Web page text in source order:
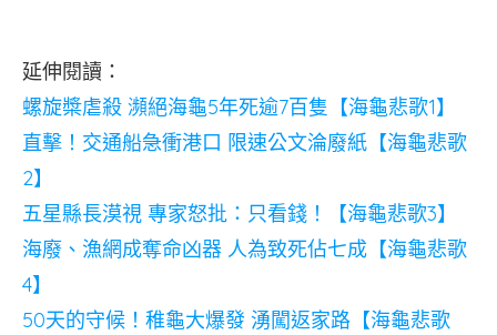
延伸閱讀：
螺旋槳虐殺 瀕絕海龜5年死逾7百隻【海龜悲歌1】
直擊！交通船急衝港口 限速公文淪廢紙【海龜悲歌
2】
五星縣長漠視 專家怒批：只看錢！【海龜悲歌3】
海廢、漁網成奪命凶器 人為致死佔七成【海龜悲歌
4】
50天的守候！稚龜大爆發 湧闖返家路【海龜悲歌